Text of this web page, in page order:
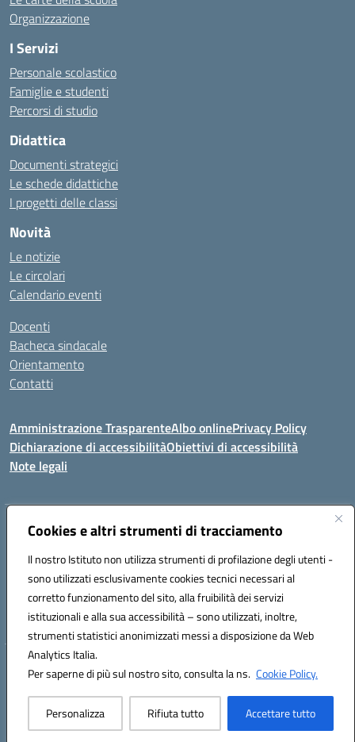
Cookies e altri strumenti di tracciamento
Il nostro Istituto non utilizza strumenti di profilazione degli utenti -
sono utilizzati esclusivamente cookies tecnici necessari al
corretto funzionamento del sito, alla fruibilità dei servizi
istituzionali e alla sua accessibilità – sono utilizzati, inoltre,
strumenti statistici anonimizzati messi a disposizione da Web
Analytics Italia.
Per saperne di più sul nostro sito, consulta la ns. Cookie Policy.
Personalizza Rifiuta tutto Accettare tutto
Organizzazione
I Servizi
Personale scolastico
Famiglie e studenti
Percorsi di studio
Didattica
Documenti strategici
Le schede didattiche
I progetti delle classi
Novità
Le notizie
Le circolari
Calendario eventi
Docenti
Bacheca sindacale
Orientamento
Contatti
Amministrazione TrasparenteAlbo onlinePrivacy Policy
Dichiarazione di accessibilitàObiettivi di accessibilità
Note legali
Indirizzo:Viale P. Togliatti snc 67039 Sulmona (AQ)
Posta elettronica certificata (PEC):aqis01900g@pec.istruzione.it
Codice fiscale: 92025400661
Codice meccanografico: AQIS01900G
Hosting & Powered by 3D Solution S.r.l.
Concept & Design by Designers Italia